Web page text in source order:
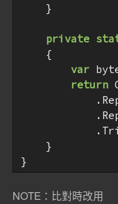
    }
private
{
var
return
    }
NOTE：比對時改用